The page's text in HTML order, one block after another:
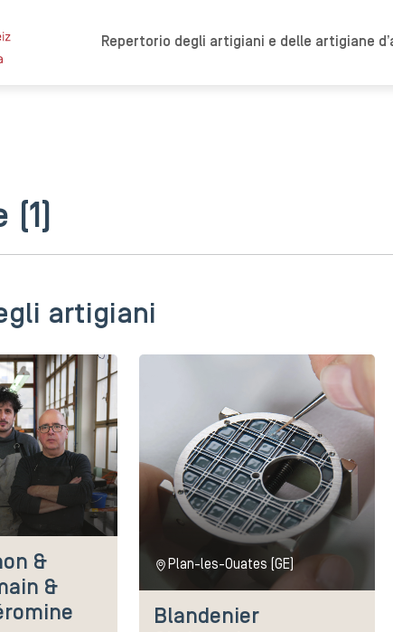
Repertorio degli artigiani e delle artigiane
artigiani
&
&
Plan-les-Ouates (GE)
Blandenier